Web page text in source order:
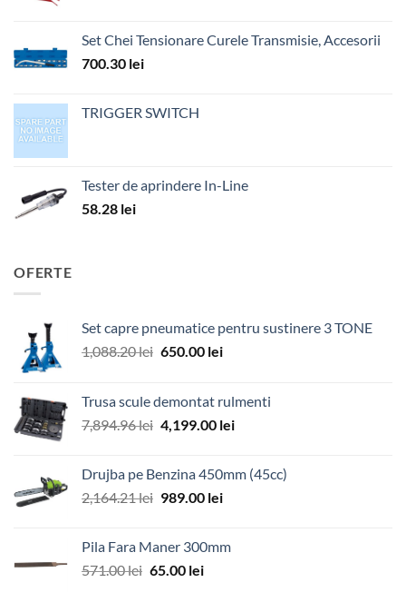
Set Chei Tensionare Curele Transmisie, Accesorii
700.30 lei
TRIGGER SWITCH
Tester de aprindere In-Line
58.28 lei
OFERTE
Set capre pneumatice pentru sustinere 3 TONE
1,088.20lei Prețul
fost:
1,088.20 lei.
650.00 leiPrețul
650.00 lei.
Trusa scule demontat rulmenti
7,894.96lei Prețul
fost:
7,894.96 lei.
4,199.00 leiPrețul
4,199.00 lei.
Drujba pe Benzina 450mm (45cc)
2,164.21lei Prețul
fost:
2,164.21 lei.
989.00 leiPrețul
989.00 lei.
Pila Fara Maner 300mm
571.00lei Prețul
65.00 leiPrețul